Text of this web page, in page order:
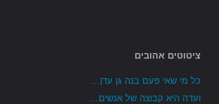
ציטוטים אהובים
כל מי שאי פעם בנה גן עדן...
ועדה היא קבוצה של אנשים...